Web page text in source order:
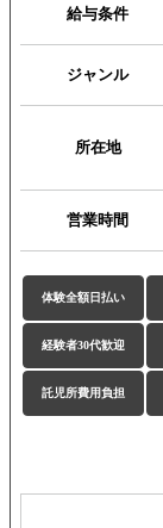
給与条件
ジャンル
所在地
営業時間
体験全額日払い
経験者30代歓迎
託児所費用負担